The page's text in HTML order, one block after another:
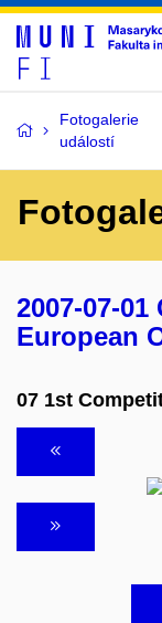
Fotogalerie
událostí
2007-07-01
European
07 1st